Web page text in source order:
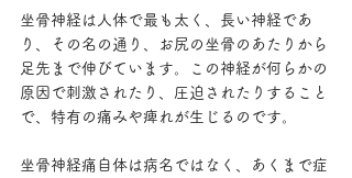
坐骨神経は人体で最も太く、長い神経であ
り、その名の通り、お尻の坐骨のあたりから
足先まで伸びています。この神経が何らかの
原因で刺激されたり、圧迫されたりすること
で、特有の痛みや痺れが生じるのです。
坐骨神経痛自体は病名ではなく、あくまで症